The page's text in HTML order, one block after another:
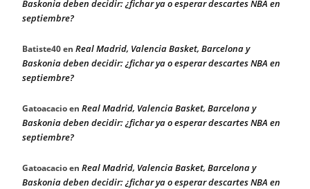
Baskonia deben decidir: ¿fichar ya o esperar descartes NBA en
septiembre?
Batiste40en Real Madrid, Valencia Basket, Barcelona y
Baskonia deben decidir: ¿fichar ya o esperar descartes NBA en
septiembre?
Gatoacacioen Real Madrid, Valencia Basket, Barcelona y
Baskonia deben decidir: ¿fichar ya o esperar descartes NBA en
septiembre?
Gatoacacioen Real Madrid, Valencia Basket, Barcelona y
Baskonia deben decidir: ¿fichar ya o esperar descartes NBA en